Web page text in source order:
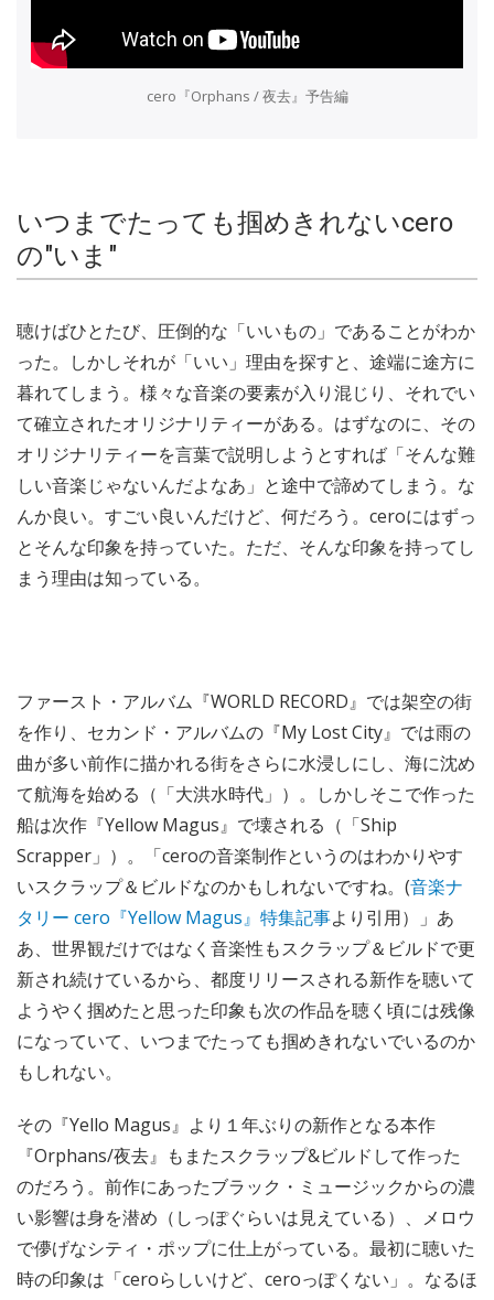
cero『Orphans / 夜去』予告編
いつまでたっても掴めきれないcero
の"いま"
聴けばひとたび、圧倒的な「いいもの」であることがわか
った。しかしそれが「いい」理由を探すと、途端に途方に
暮れてしまう。様々な音楽の要素が入り混じり、それでい
て確立されたオリジナリティーがある。はずなのに、その
オリジナリティーを言葉で説明しようとすれば「そんな難
しい音楽じゃないんだよなあ」と途中で諦めてしまう。な
んか良い。すごい良いんだけど、何だろう。ceroにはずっ
とそんな印象を持っていた。ただ、そんな印象を持ってし
まう理由は知っている。
ファースト・アルバム『WORLD RECORD』では架空の街
を作り、セカンド・アルバムの『My Lost City』では雨の
曲が多い前作に描かれる街をさらに水浸しにし、海に沈め
て航海を始める（「大洪水時代」）。しかしそこで作った
船は次作『Yellow Magus』で壊される（「Ship
Scrapper」）。「ceroの音楽制作というのはわかりやす
いスクラップ＆ビルドなのかもしれないですね。(音楽ナ
タリー cero『Yellow Magus』特集記事より引用）」あ
あ、世界観だけではなく音楽性もスクラップ＆ビルドで更
新され続けているから、都度リリースされる新作を聴いて
ようやく掴めたと思った印象も次の作品を聴く頃には残像
になっていて、いつまでたっても掴めきれないでいるのか
もしれない。
その『Yello Magus』より１年ぶりの新作となる本作
『Orphans/夜去』もまたスクラップ&ビルドして作った
のだろう。前作にあったブラック・ミュージックからの濃
い影響は身を潜め（しっぽぐらいは見えている）、メロウ
で儚げなシティ・ポップに仕上がっている。最初に聴いた
時の印象は「ceroらしいけど、ceroっぽくない」。なるほ